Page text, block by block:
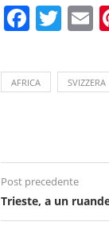
AFRICA SVIZZERA
Post precedente
Trieste, a un